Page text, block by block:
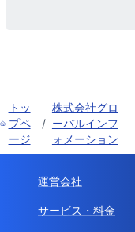
トッ
プペ
ージ
/
株式会社グロ
ーバルインフ
ォメーション
運営会社
サービス・料金